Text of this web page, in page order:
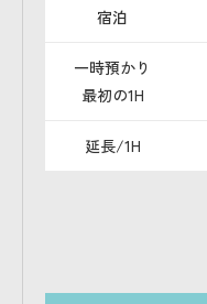
宿泊
一時預かり
最初の1H
延長/1H